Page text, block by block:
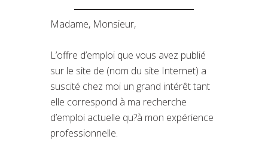
Madame, Monsieur,
L’offre d’emploi que vous avez publié
sur le site de (nom du site Internet) a
suscité chez moi un grand intérêt tant
elle correspond à ma recherche
d’emploi actuelle qu?à mon expérience
professionnelle.